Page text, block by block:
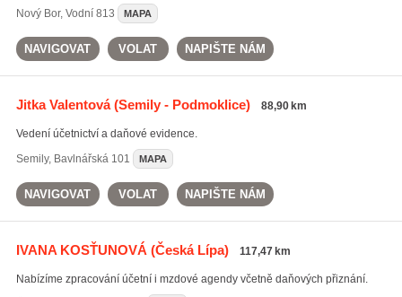
Nový Bor, Vodní 813 MAPA
NAVIGOVAT VOLAT NAPIŠTE NÁM
Jitka Valentová(Semily - Podmoklice) 88,90 km
Vedení účetnictví a daňové evidence.
Semily, Bavlnářská 101 MAPA
NAVIGOVAT VOLAT NAPIŠTE NÁM
IVANA KOSŤUNOVÁ (Česká Lípa) 117,47 km
Nabízíme zpracování účetní i mzdové agendy včetně daňových přiznání.